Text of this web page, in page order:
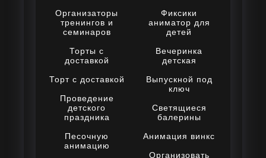
Организаторы
тренингов и
семинаров
Торты с
доставкой
Торт с доставкой
Проведение
детского
праздника
Песочную
анимацию
Фиксики
аниматор для
детей
Вечеринка
детская
Выпускной под
ключ
Светящиеся
балерины
Анимация винкс
Организовать